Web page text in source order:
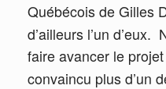
Québécois de Gilles
d’ailleurs l’un d’eux.
faire avancer le
convaincu plus d’un